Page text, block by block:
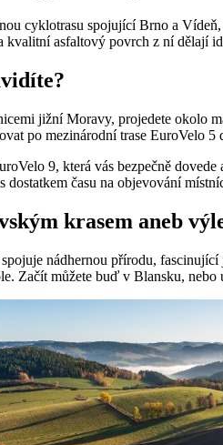
cyklotrasu spojující Brno a
kvalitní asfaltový povrch z ní dělají
jižní Moravy, projedete okolo
po mezinárodní trase EuroVelo 5
9, která vás bezpečně
dostatkem času na objevování
krasem aneb
nádhernou přírodu,
Začít můžete buď v Blansku,